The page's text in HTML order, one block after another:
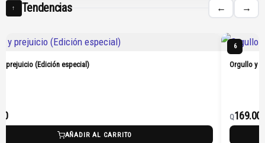
↑ Tendencias ← →
prejuicio (Edición especial)
AÑADIR AL CARRITO
6
Orgullo y
Q169.00